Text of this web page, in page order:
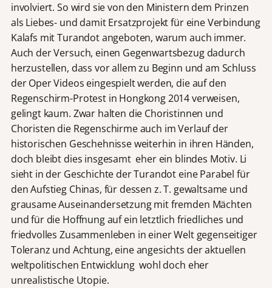
involviert. So wird sie von den Ministern dem Prinzen
als Liebes- und damit Ersatzprojekt für eine Verbindung
Kalafs mit Turandot angeboten, warum auch immer.
Auch der Versuch, einen Gegenwartsbezug dadurch
herzustellen, dass vor allem zu Beginn und am Schluss
der Oper Videos eingespielt werden, die auf den
Regenschirm-Protest in Hongkong 2014 verweisen,
gelingt kaum. Zwar halten die Choristinnen und
Choristen die Regenschirme auch im Verlauf der
historischen Geschehnisse weiterhin in ihren Händen,
doch bleibt dies insgesamt eher ein blindes Motiv. Li
sieht in der Geschichte der Turandot eine Parabel für
den Aufstieg Chinas, für dessen z. T. gewaltsame und
grausame Auseinandersetzung mit fremden Mächten
und für die Hoffnung auf ein letztlich friedliches und
friedvolles Zusammenleben in einer Welt gegenseitiger
Toleranz und Achtung, eine angesichts der aktuellen
weltpolitischen Entwicklung wohl doch eher
unrealistische Utopie.